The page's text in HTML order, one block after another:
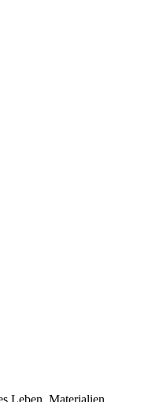
Leben. Materialien